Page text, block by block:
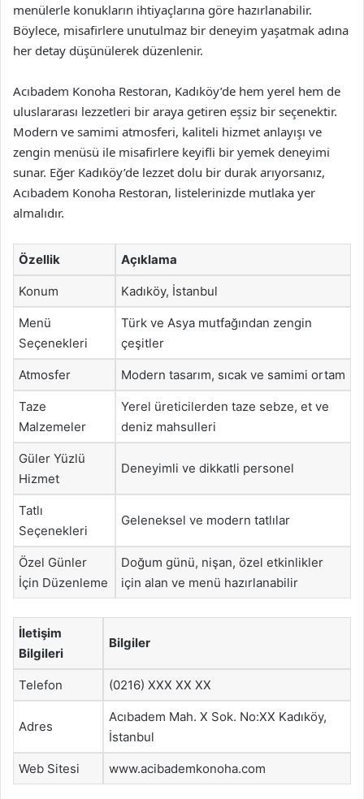
menülerle konukların ihtiyaçlarına göre hazırlanabilir.
Böylece, misafirlere unutulmaz bir deneyim yaşatmak adına
her detay düşünülerek düzenlenir.
Acıbadem Konoha Restoran, Kadıköy’de hem yerel hem de
uluslararası lezzetleri bir araya getiren eşsiz bir seçenektir.
Modern ve samimi atmosferi, kaliteli hizmet anlayışı ve
zengin menüsü ile misafirlere keyifli bir yemek deneyimi
sunar. Eğer Kadıköy’de lezzet dolu bir durak arıyorsanız,
Acıbadem Konoha Restoran, listelerinizde mutlaka yer
almalıdır.
Özellik Açıklama
Konum Kadıköy, İstanbul
Menü
Seçenekleri
Türk ve Asya mutfağından zengin
çeşitler
Atmosfer Modern tasarım, sıcak ve samimi ortam
Taze
Malzemeler
Yerel üreticilerden taze sebze, et ve
deniz mahsulleri
Güler Yüzlü
Hizmet
Deneyimli ve dikkatli personel
Tatlı
Seçenekleri
Geleneksel ve modern tatlılar
Özel Günler
İçin Düzenleme
Doğum günü, nişan, özel etkinlikler
için alan ve menü hazırlanabilir
İletişim
Bilgileri
Bilgiler
Telefon (0216) XXX XX XX
Adres
Acıbadem Mah. X Sok. No:XX Kadıköy,
İstanbul
Web Sitesi www.acibademkonoha.com